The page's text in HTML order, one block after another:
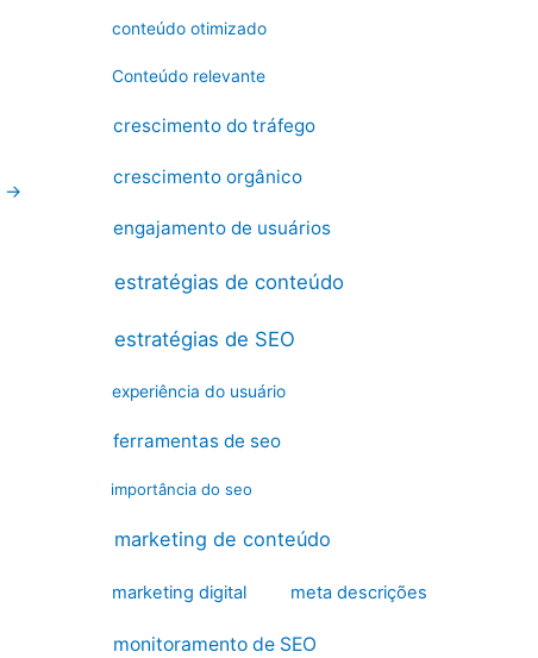
→
conteúdo otimizado
Conteúdo relevante
crescimento do tráfego
crescimento orgânico
engajamento de usuários
estratégias de conteúdo
estratégias de SEO
experiência do usuário
ferramentas de seo
importância do seo
marketing de conteúdo
marketing digital meta descrições
monitoramento de SEO